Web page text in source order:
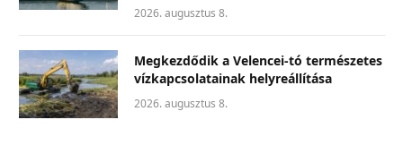
2026. augusztus 8.
Megkezdődik a Velencei-tó természetes
vízkapcsolatainak helyreállítása
2026. augusztus 8.